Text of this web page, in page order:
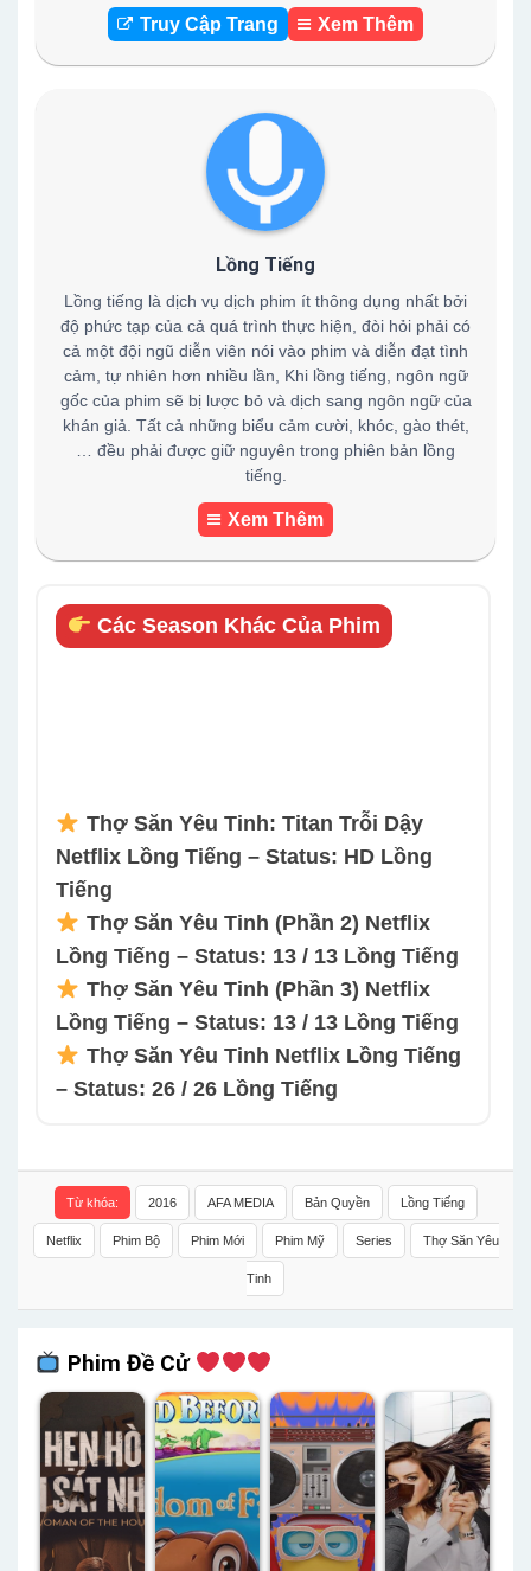
Truy Cập Trang Xem Thêm
Lồng Tiếng
Lồng tiếng là dịch vụ dịch phim ít thông dụng nhất bởi
độ phức tạp của cả quá trình thực hiện, đòi hỏi phải có
cả một đội ngũ diễn viên nói vào phim và diễn đạt tình
cảm, tự nhiên hơn nhiều lần, Khi lồng tiếng, ngôn ngữ
gốc của phim sẽ bị lược bỏ và dịch sang ngôn ngữ của
khán giả. Tất cả những biểu cảm cười, khóc, gào thét,
… đều phải được giữ nguyên trong phiên bản lồng
tiếng.
Xem Thêm
Các Season Khác Của Phim
Thợ Săn Yêu Tinh: Titan Trỗi Dậy
Netflix Lồng Tiếng – Status: HD Lồng
Tiếng
Thợ Săn Yêu Tinh (Phần 2) Netflix
Lồng Tiếng – Status: 13 / 13 Lồng Tiếng
Thợ Săn Yêu Tinh (Phần 3) Netflix
Lồng Tiếng – Status: 13 / 13 Lồng Tiếng
Thợ Săn Yêu Tinh Netflix Lồng Tiếng
– Status: 26 / 26 Lồng Tiếng
Từ khóa: 2016 AFA MEDIA Bản Quyền Lồng Tiếng
Netflix Phim Bộ Phim Mới Phim Mỹ Series Thợ Săn Yêu
Tinh
Phim Đề Cử